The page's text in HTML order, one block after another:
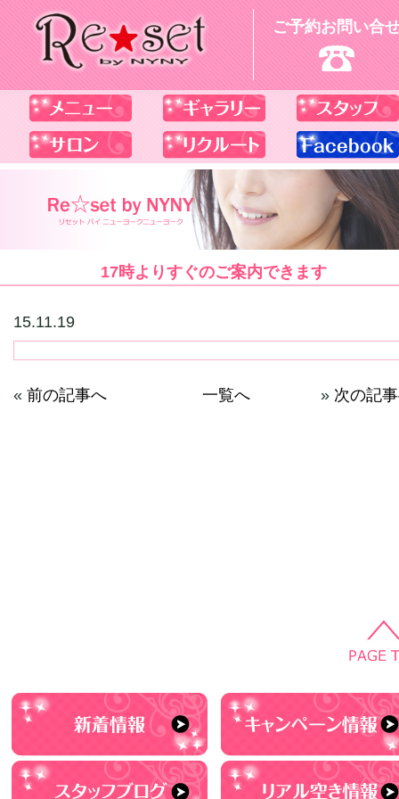
ご予約お問い合
17時よりすぐのご案内できます
15.11.19
« 前の記事へ 一覧へ » 次の記